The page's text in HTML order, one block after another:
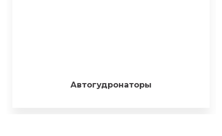
Автогудронаторы